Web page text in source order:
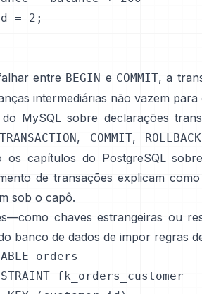
id = 2;
entre BEGIN e COMMIT, a
intermediárias não vazem
MySQL sobre declarações
, COMMIT, ROLLBACK
os capítulos do PostgreSQL sobre
de transações explicam
sob o capô.
chaves estrangeiras ou
banco de dados de impor regras
orders
fk_orders_customer